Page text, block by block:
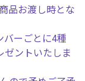
品お渡し時とな
ーごとに4種
ゼントいたしま